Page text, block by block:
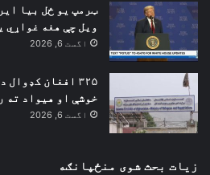
ټرمپ یو ځل بیا
ویل چې هغه غواړي
اگست 6, 2026
۳۲۵ افغان
خوشې او هیواد ته
اگست 6, 2026
زیات بحث شوی منځپانګه